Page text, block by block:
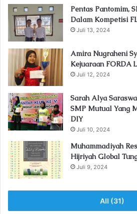
Pentas Pantomim,
Dalam Kompetisi
Juli 13, 2024
Amira Nugraheni
Kejuaraan FORDA
Juli 12, 2024
Sarah Alya
SMP Mutual Yang
DIY
Juli 10, 2024
Muhammadiyah
Hijriyah Global
Juli 9, 2024
All (31)